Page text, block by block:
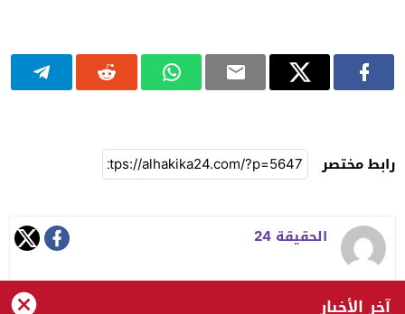
رابط مختصر
الحقيقة 24
آخر الأخبار